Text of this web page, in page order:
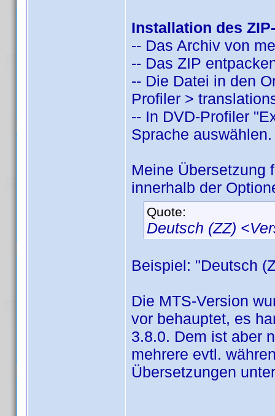
Installation des
-- Das Archiv von
-- Das ZIP
-- Die Datei in den
Profiler >
-- In DVD-Profiler
Sprache auswählen.
Meine Übersetzung
innerhalb der
Quote:
Deutsch (ZZ)
Beispiel: "Deutsch
Die MTS-Version
vor behauptet, es
3.8.0. Dem ist aber
mehrere evtl.
Übersetzungen